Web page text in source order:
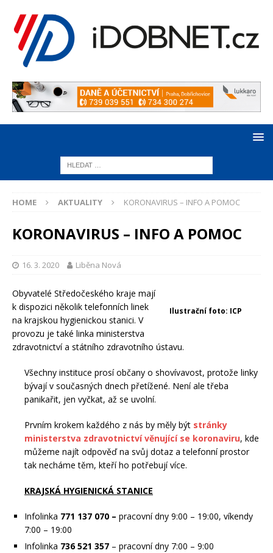
HOME AKTUALITY KORONAVIRUS – INFO A POMOC
KORONAVIRUS – INFO A POMOC
16. 3. 2020 Liběna Nová
Ilustrační foto: ICP
Obyvatelé Středočeského kraje mají
k dispozici několik telefonních linek
na krajskou hygienickou stanici. V
provozu je také linka ministerstva
zdravotnictví a státního zdravotního ústavu.
Všechny instituce prosí občany o shovívavost, protože linky
bývají v současných dnech přetížené. Není ale třeba
panikařit, jen vyčkat, až se uvolní.
Prvním krokem každého z nás by měly být stránky
ministerstva zdravotnictví věnující se koronaviru, kde
můžeme najít odpověď na svůj dotaz a telefonní prostor
tak necháme těm, kteří ho potřebují více.
KRAJSKÁ HYGIENICKÁ STANICE
Infolinka 771 137 070 – pracovní dny 9:00 – 19:00, víkendy
7:00 – 19:00
Infolinka 736 521 357 – pracovní dny 7:00 – 9:00